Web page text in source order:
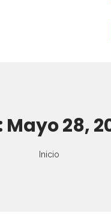
Mayo 28,
Inicio